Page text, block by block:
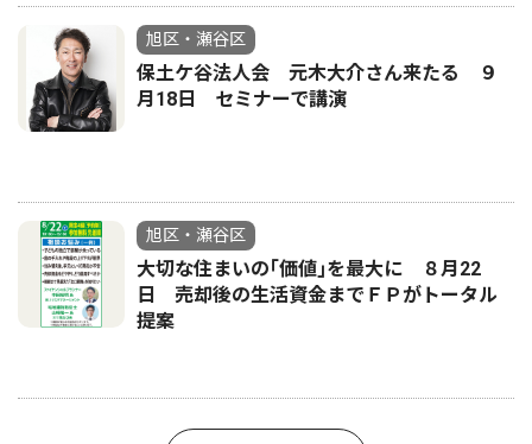
旭区・瀬谷区
保土ケ谷法人会 元木大介さん来たる ９
月18日 セミナーで講演
旭区・瀬谷区
大切な住まいの｢価値｣を最大に ８月22
日 売却後の生活資金までＦＰがトータル
提案